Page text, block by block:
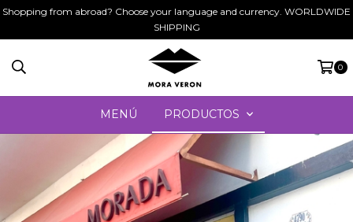
Shopping from abroad? Choose your language and currency. WORLDWIDE
SHIPPING
0
MENÚ PRODUCTOS